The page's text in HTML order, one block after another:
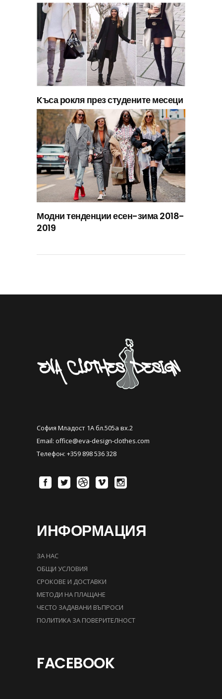
Kъса рокля през студените месеци
Модни тенденции есен-зима 2018-
2019
София Младост 1А бл.505а вх.2
Email: office@eva-design-clothes.com
Телефон: +359 898 536 328
ИНФОРМАЦИЯ
ЗА НАС
ОБЩИ УСЛОВИЯ
СРОКОВЕ И ДОСТАВКИ
МЕТОДИ НА ПЛАЩАНЕ
ЧЕСТО ЗАДАВАНИ ВЪПРОСИ
ПОЛИТИКА ЗА ПОВЕРИТЕЛНОСТ
FACEBOOK